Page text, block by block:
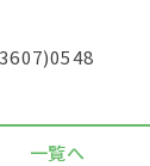
一覧へ